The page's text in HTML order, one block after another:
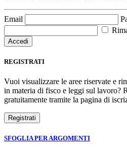
Email
REGISTRATI
Vuoi visualizzare le aree riservate e
in materia di fisco e leggi sul lavoro?
gratuitamente tramite la pagina di
SFOGLIA PER ARGOMENTI